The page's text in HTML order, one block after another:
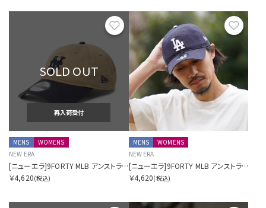
お気に入り
SOLD OUT
再入荷受付
MENS
WOMENS
NEW ERA
[ニューエラ]9FORTY MLB アンストラクチャード Unstructured ニューヨーク・メッツ カーキネイビー
￥4,620(税込)
MENS
WOMENS
NEW ERA
[ニューエラ]9FORTY MLB アンストラクチャード Unstructured ロサンゼルス・ドジャース ネイビー
￥4,620(税込)